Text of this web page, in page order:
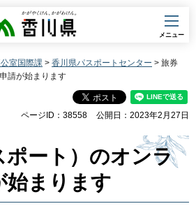
香川県
メニュー
室国際課 > 香川県パスポートセンター > 旅券
請が始まります
ページID：38558 公開日：2023年2月27日
ポート）のオンラ
始まります